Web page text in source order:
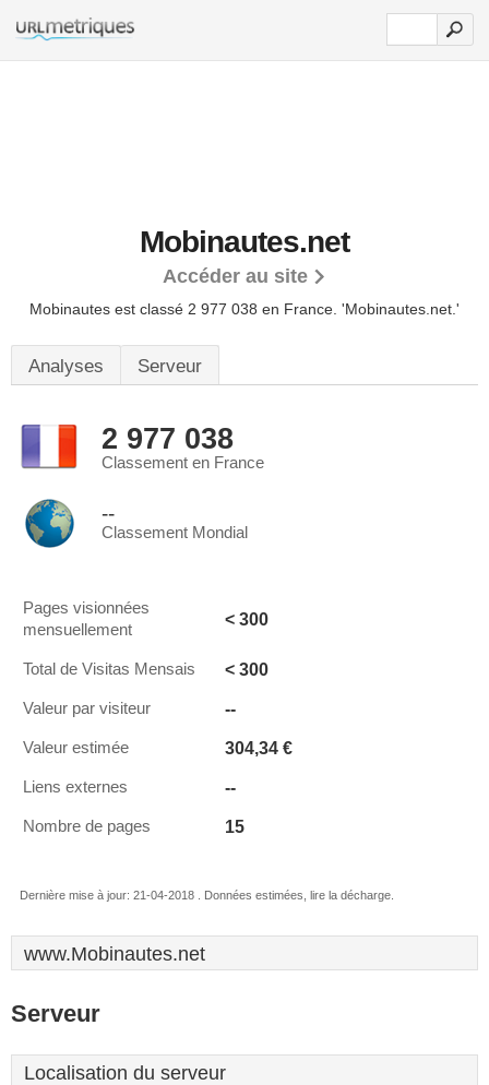
Mobinautes.net
Accéder au site
Mobinautes est classé 2 977 038 en France. 'Mobinautes.net.'
Analyses Serveur
2 977 038
Classement en France
--
Classement Mondial
Pages visionnées
mensuellement
< 300
Total de Visitas Mensais < 300
Valeur par visiteur --
Valeur estimée 304,34 €
Liens externes --
Nombre de pages 15
Dernière mise à jour: 21-04-2018 . Données estimées, lire la décharge.
www.Mobinautes.net
Serveur
Localisation du serveur